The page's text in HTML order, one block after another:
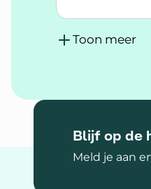
Lees meer
Toon meer
Blijf op de
Meld je aan